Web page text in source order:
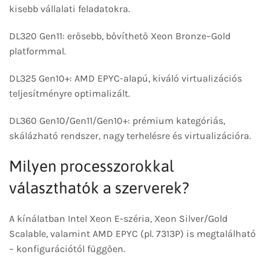
kisebb vállalati feladatokra.
DL320 Gen11: erősebb, bővíthető Xeon Bronze–Gold
platformmal.
DL325 Gen10+: AMD EPYC-alapú, kiváló virtualizációs
teljesítményre optimalizált.
DL360 Gen10/Gen11/Gen10+: prémium kategóriás,
skálázható rendszer, nagy terhelésre és virtualizációra.
Milyen processzorokkal
választhatók a szerverek?
A kínálatban Intel Xeon E-széria, Xeon Silver/Gold
Scalable, valamint AMD EPYC (pl. 7313P) is megtalálható
– konfigurációtól függően.